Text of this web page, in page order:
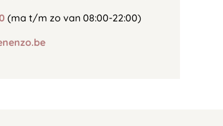
(ma t/m zo van 08:00-22:00)